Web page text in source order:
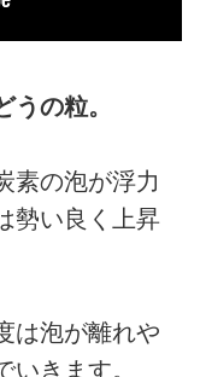
の粒。
素の泡が浮力
勢い良く上昇
は泡が離れや
きます。